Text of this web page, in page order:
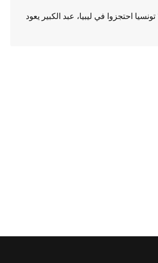
الإفراج عن 12 تونسيا احتجزوا في ليبيا، عبد الكبير يعود